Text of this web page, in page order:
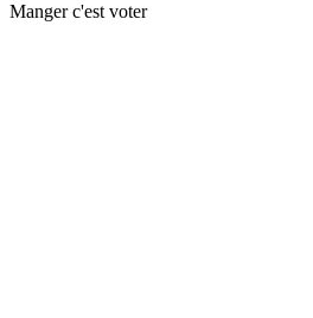
Manger c'est voter